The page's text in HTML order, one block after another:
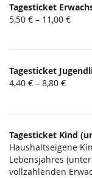
Tagesticket
von
5,50 € – 11,00 €
Tagesticket
von
4,40 € – 8,80 €
Tagesticket Kind
Haushaltseigene
Lebensjahres
vollzahlenden